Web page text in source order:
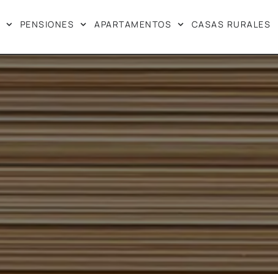
PENSIONES APARTAMENTOS CASAS RURALES